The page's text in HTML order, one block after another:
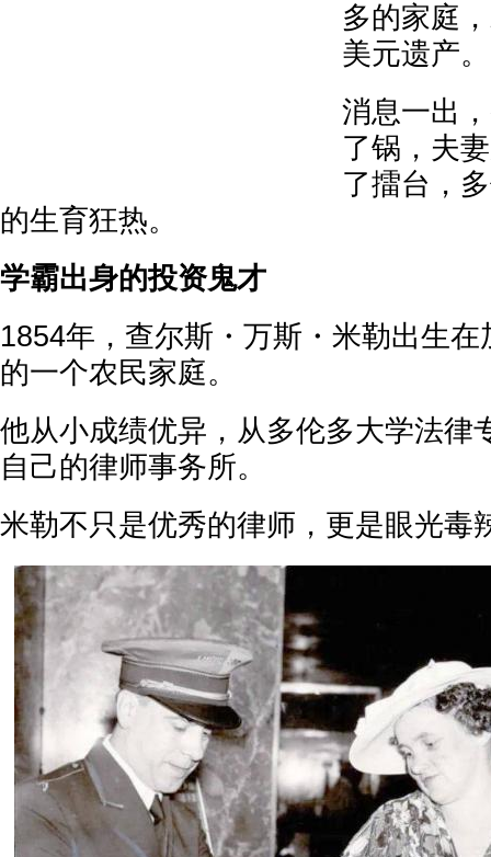
多的家庭
美元遗产。
消息一出
了锅，夫
了擂台，
的生育狂热。
学霸出身的投资鬼才
1854年，查尔斯・万斯・米勒出生
的一个农民家庭。
他从小成绩优异，从多伦多大学法律
自己的律师事务所。
米勒不只是优秀的律师，更是眼光毒